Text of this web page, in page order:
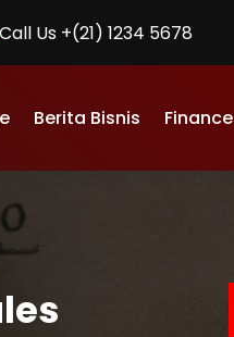
Call Us +(21) 1234 5678
Berita Bisnis Finance